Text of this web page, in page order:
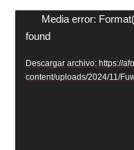
Reproductor
de
vídeo
Media error:
found
Descargar archivo: https://
content/uploads/2024/11/